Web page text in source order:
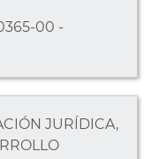
00 -
JURÍDICA,